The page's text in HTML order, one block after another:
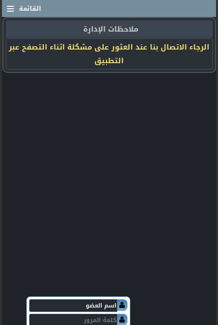
≡ القائمة
ملاحظات الإدارة
الرجاء الاتصال بنا عند العثور على مشكلة اثناء التصفح عبر
التطبيق